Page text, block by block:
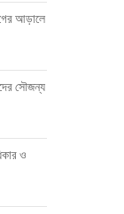
আড়ালে
সৌজন্য
ও